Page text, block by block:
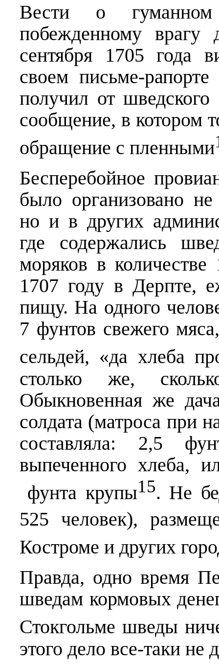
Вести о
побежденному
сентября 1705 года
своем письме-
получил от
сообщение, в котором
обращение с пленными
Бесперебойное
было организовано
но и в других
где содержались
моряков в
1707 году в Дерпте,
пищу. На одного
7 фунтов свежего
сельдей, «да хлеба
столько же,
Обыкновенная же
солдата (матроса при
составляла: 2,5
выпеченного хлеба,
фунта крупы15. Не
525 человек),
Костроме и других
Правда, одно время
шведам кормовых
Стокгольме шведы
этого дело все-таки не